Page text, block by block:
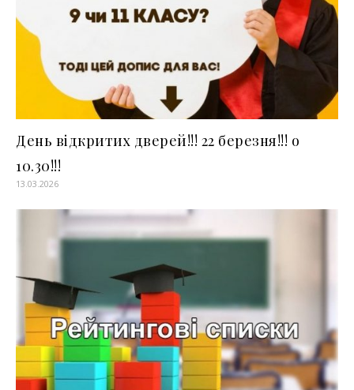
День відкритих дверей!!! 22 березня!!! о
10.30!!!
13.03.2026